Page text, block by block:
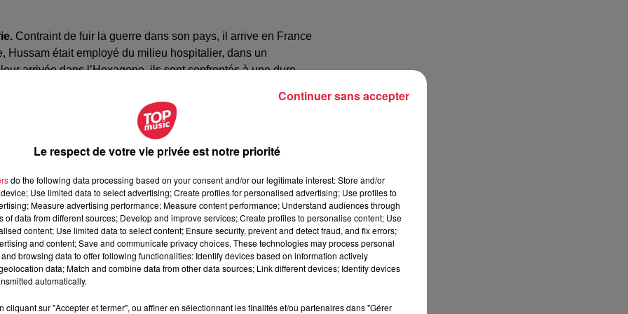
Contraint de fuir la guerre dans son pays, il arrive en France
Hussam était employé du milieu hospitalier, dans un
arrivée dans l’Hexagone, ils sont confrontés à une dure
Ils doivent
eu l’occasion »
passion :
. En Syrie, il n’avait jamais pu s’y
fourneaux, voire même qu’il s’aventure au delà du seuil de la
de la confection des repas, avec
il apprend, et il reproduit des recettes, fidèles à sa culture
de la gastronomie rime avec traiteur. Des petites
il découvre pour la première fois le«Refugee food festival»
par la suite d’une importance capitale pour le néo-cuistot.
met les voiles sur la capitale alsacienne : Strasbourg. Le
Le respect de votre vie privée est notre priorité
do the following data processing based on your consent and/or our legitimate interest: Store and/or
Use limited data to select advertising; Create profiles for personalised advertising; Use profiles to
Measure advertising performance; Measure content performance; Understand audiences through
of data from different sources; Develop and improve services; Create profiles to personalise content; Use
content; Use limited data to select content; Ensure security, prevent and detect fraud, and fix errors;
and content; Save and communicate privacy choices. These technologies may process personal
browsing data to offer following functionalities: Identify devices based on information actively
data; Match and combine data from other data sources; Link different devices; Identify devices
automatically.
cliquant sur "Accepter et fermer", ou affiner en sélectionnant les finalités et/ou partenaires dans "Gérer
Continuer sans accepter